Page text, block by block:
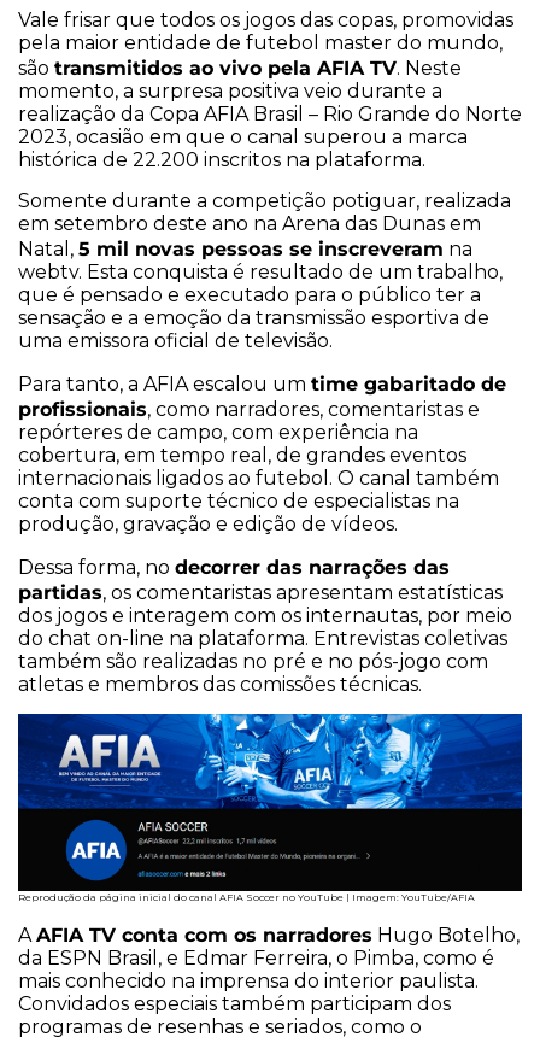
Vale frisar que todos os jogos das copas, promovidas
pela maior entidade de futebol master do mundo,
são transmitidos ao vivo pela AFIA TV. Neste
momento, a surpresa positiva veio durante a
realização da Copa AFIA Brasil – Rio Grande do Norte
2023, ocasião em que o canal superou a marca
histórica de 22.200 inscritos na plataforma.
Somente durante a competição potiguar, realizada
em setembro deste ano na Arena das Dunas em
Natal, 5 mil novas pessoas se inscreveram na
webtv. Esta conquista é resultado de um trabalho,
que é pensado e executado para o público ter a
sensação e a emoção da transmissão esportiva de
uma emissora oficial de televisão.
Para tanto, a AFIA escalou um time gabaritado de
profissionais, como narradores, comentaristas e
repórteres de campo, com experiência na
cobertura, em tempo real, de grandes eventos
internacionais ligados ao futebol. O canal também
conta com suporte técnico de especialistas na
produção, gravação e edição de vídeos.
Dessa forma, no decorrer das narrações das
partidas, os comentaristas apresentam estatísticas
dos jogos e interagem com os internautas, por meio
do chat on-line na plataforma. Entrevistas coletivas
também são realizadas no pré e no pós-jogo com
atletas e membros das comissões técnicas.
Reprodução da página inicial do canal AFIA Soccer no YouTube | Imagem: YouTube/AFIA
A AFIA TV conta com os narradores Hugo Botelho,
da ESPN Brasil, e Edmar Ferreira, o Pimba, como é
mais conhecido na imprensa do interior paulista.
Convidados especiais também participam dos
programas de resenhas e seriados, como o